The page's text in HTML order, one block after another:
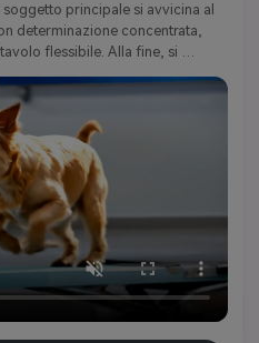
Il soggetto principale si avvicina al
determinazione concentrata,
flessibile. Alla fine, si
infilano saldamente il corpo ed
delle rotazioni, il soggetto
acqua verticalmente, le mani
Aggiungi suoni di sottofondo
che applaude e spruzzi d'acqua